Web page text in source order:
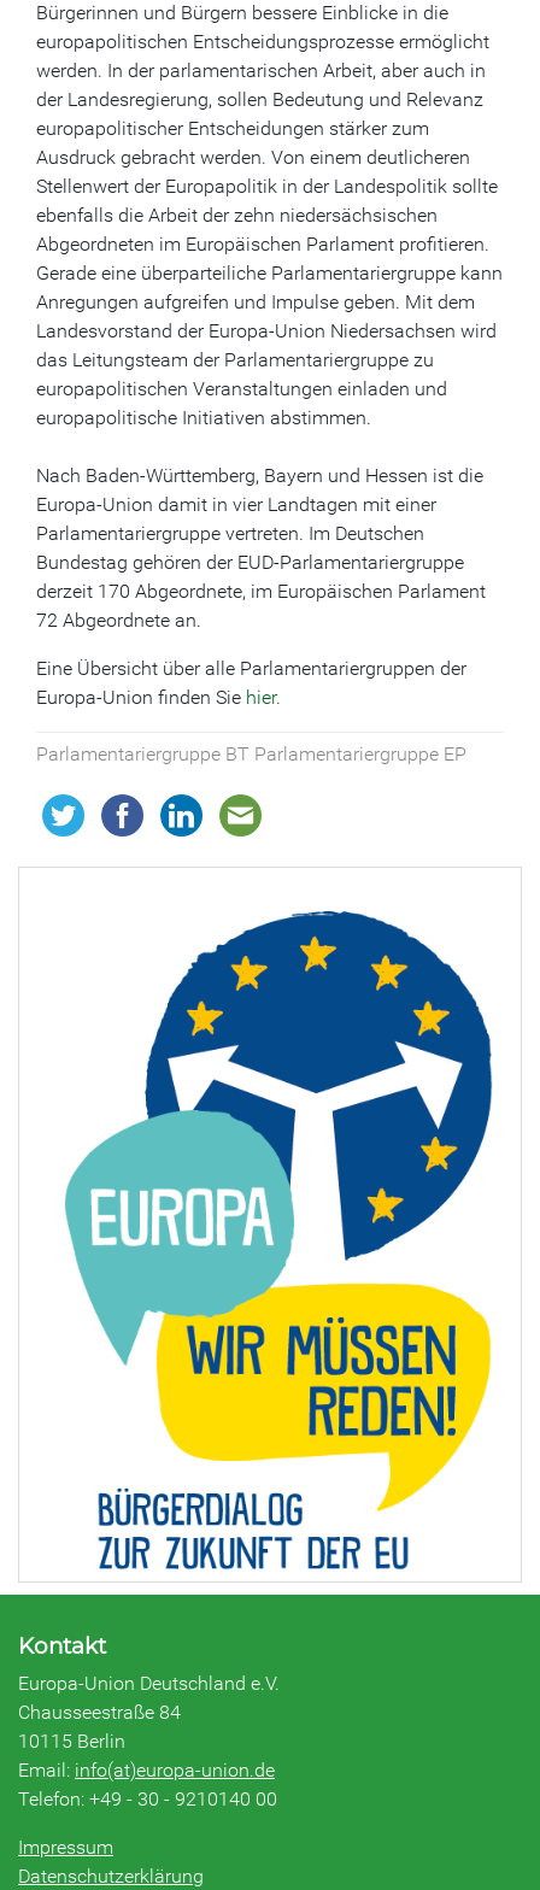
Bürgerinnen und Bürgern bessere Einblicke in die
europapolitischen Entscheidungsprozesse ermöglicht
werden. In der parlamentarischen Arbeit, aber auch in
der Landesregierung, sollen Bedeutung und Relevanz
europapolitischer Entscheidungen stärker zum
Ausdruck gebracht werden. Von einem deutlicheren
Stellenwert der Europapolitik in der Landespolitik sollte
ebenfalls die Arbeit der zehn niedersächsischen
Abgeordneten im Europäischen Parlament profitieren.
Gerade eine überparteiliche Parlamentariergruppe kann
Anregungen aufgreifen und Impulse geben. Mit dem
Landesvorstand der Europa-Union Niedersachsen wird
das Leitungsteam der Parlamentariergruppe zu
europapolitischen Veranstaltungen einladen und
europapolitische Initiativen abstimmen.
Nach Baden-Württemberg, Bayern und Hessen ist die
Europa-Union damit in vier Landtagen mit einer
Parlamentariergruppe vertreten. Im Deutschen
Bundestag gehören der EUD-Parlamentariergruppe
derzeit 170 Abgeordnete, im Europäischen Parlament
72 Abgeordnete an.
Eine Übersicht über alle Parlamentariergruppen der
Europa-Union finden Sie hier.
Parlamentariergruppe BT Parlamentariergruppe EP
Kontakt
Europa-Union Deutschland e.V.
Chausseestraße 84
10115 Berlin
Email: info(at)europa-union.de
Telefon: +49 - 30 - 9210140 00
Impressum
Datenschutzerklärung